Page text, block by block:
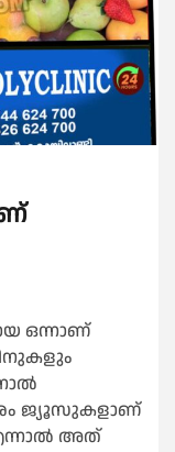
ഒന്നാണ്
ജ്യൂസുകളാണ്
അത്